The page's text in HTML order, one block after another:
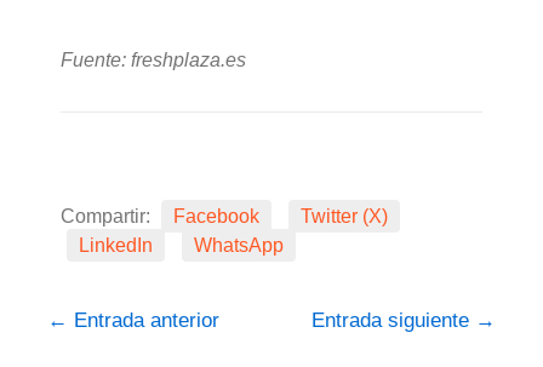
Fuente: freshplaza.es
Compartir: Facebook
Twitter (X)
LinkedIn
WhatsApp
← Entrada anterior Entrada siguiente →